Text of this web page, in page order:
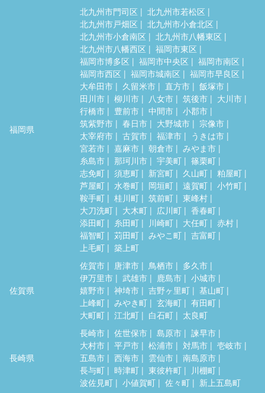
福岡県
北九州市門司区
北九州市若松区
北九州市戸畑区
北九州市小倉北区
北九州市小倉南区
北九州市八幡東区
北九州市八幡西区
福岡市東区
福岡市博多区
福岡市中央区
福岡市南区
福岡市西区
福岡市城南区
福岡市早良区
大牟田市
久留米市 直方市
飯塚市
田川市
柳川市 八女市 筑後市
大川市
行橋市
豊前市 中間市
小郡市
筑紫野市
春日市 大野城市
宗像市
太宰府市
古賀市 福津市
うきは市
宮若市
嘉麻市 朝倉市
みやま市
糸島市
那珂川市 宇美町
篠栗町
志免町
須恵町 新宮町 久山町
粕屋町
芦屋町
水巻町 岡垣町 遠賀町
小竹町
鞍手町
桂川町 筑前町
東峰村
大刀洗町
大木町 広川町
香春町
添田町
糸田町 川崎町 大任町
赤村
福智町
苅田町 みやこ町
吉富町
上毛町
築上町
佐賀県
佐賀市 唐津市 鳥栖市
多久市
伊万里市
武雄市 鹿島市
小城市
嬉野市
神埼市 吉野ヶ里町
基山町
上峰町
みやき町 玄海町
有田町
大町町
江北町 白石町 太良町
長崎県
長崎市 佐世保市 島原市
諫早市
大村市
平戸市 松浦市 対馬市
壱岐市
五島市
西海市 雲仙市
南島原市
長与町
時津町 東彼杵町
川棚町
波佐見町
小値賀町 佐々町 新上五島町